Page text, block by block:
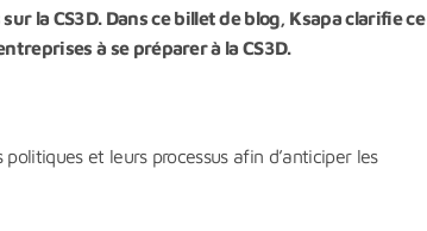
la CS3D. Dans ce billet de blog, Ksapa clarifie ce
à se préparer à la CS3D.
et leurs processus afin d’anticiper les